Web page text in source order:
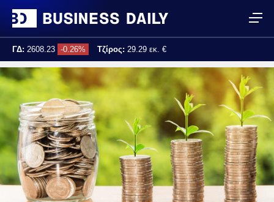
ΓΔ: 2608.23 -0.26% Τζίρος: 29.29 εκ. €
Τελ. ενημέρωση: 11:35:39